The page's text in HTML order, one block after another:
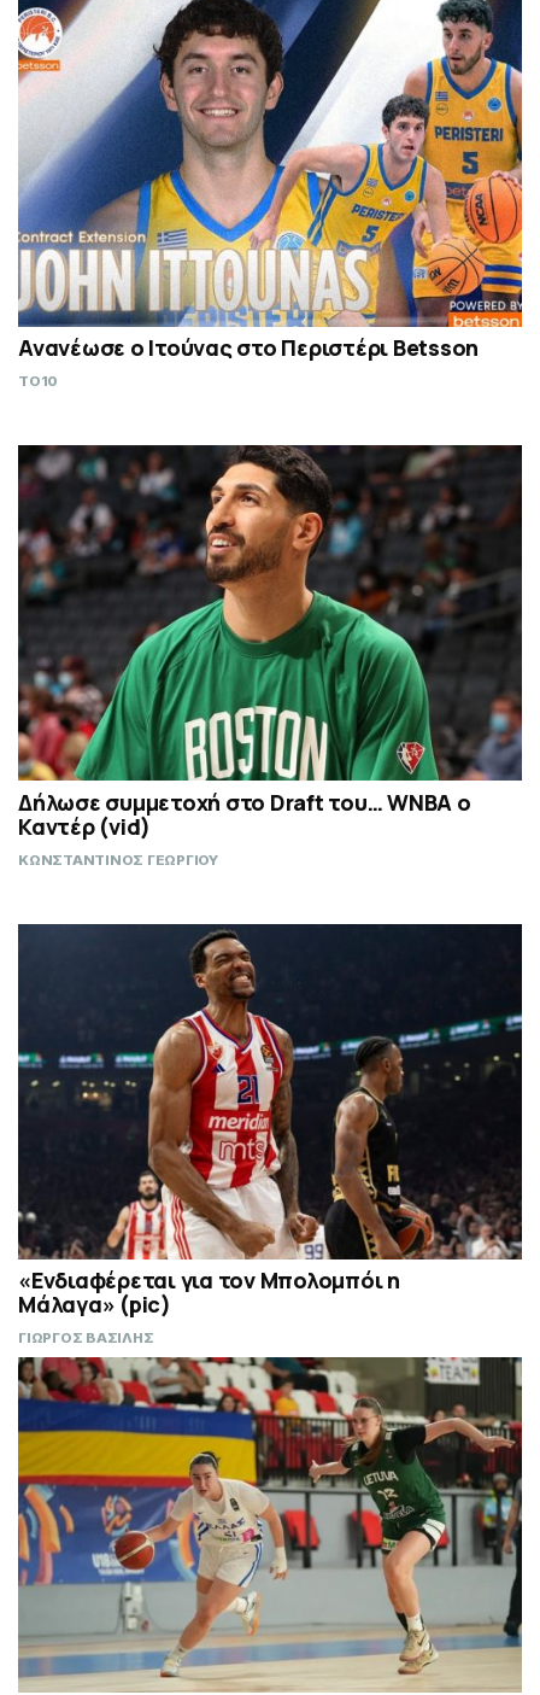
Ανανέωσε ο Ιτούνας στο Περιστέρι Betsson
TO10
Δήλωσε συμμετοχή στο Draft του… WNBA ο
Καντέρ (vid)
ΚΩΝΣΤΑΝΤΙΝΟΣ ΓΕΩΡΓΙΟΥ
«Ενδιαφέρεται για τον Μπολομπόι η
Μάλαγα» (pic)
ΓΙΩΡΓΟΣ ΒΑΣΙΛΗΣ